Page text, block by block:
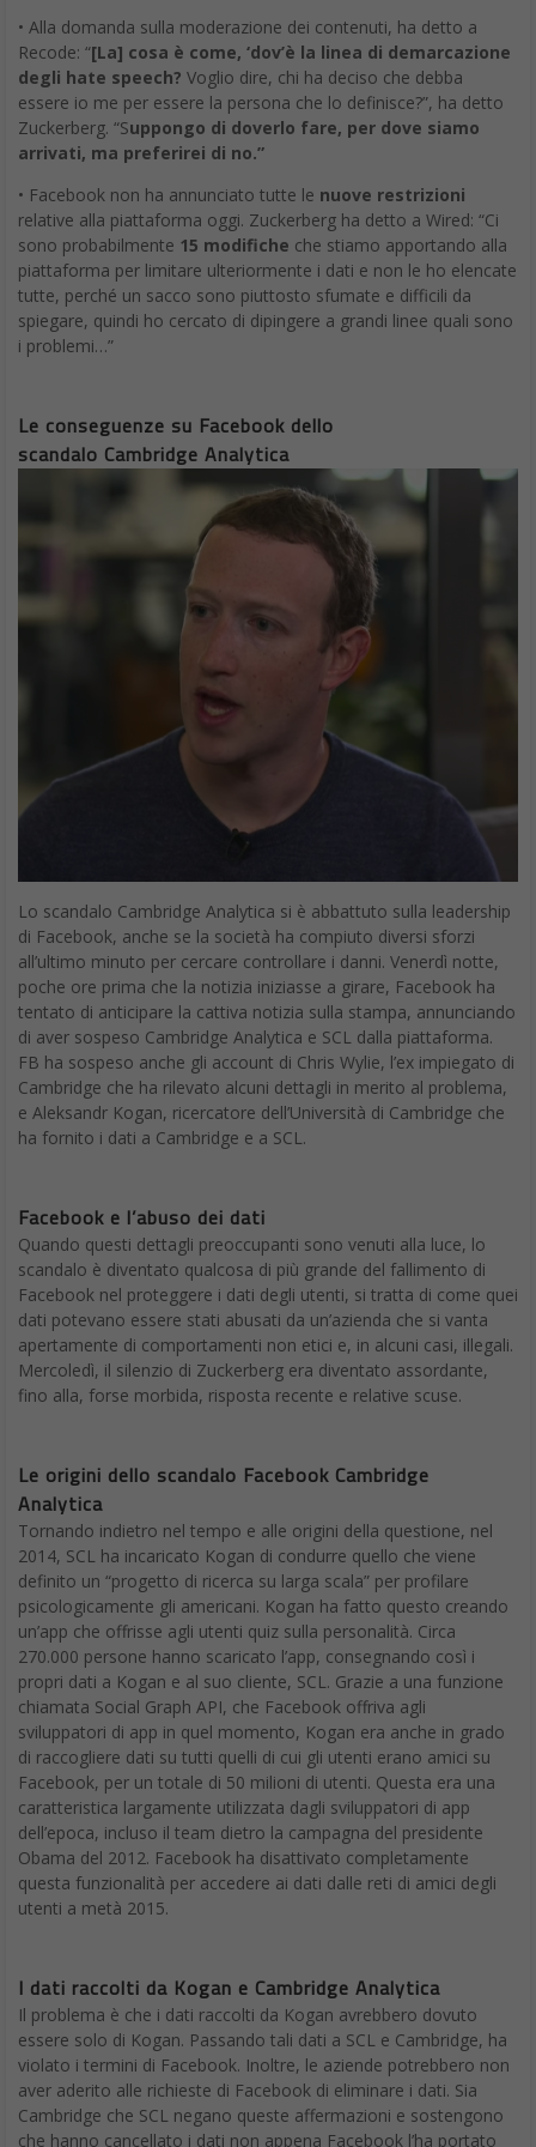
• Alla domanda sulla moderazione dei contenuti, ha detto a
Recode: “[La] cosa è come, ‘dov’è la linea di demarcazione
degli hate speech? Voglio dire, chi ha deciso che debba
essere io me per essere la persona che lo definisce?”, ha detto
Zuckerberg. “Suppongo di doverlo fare, per dove siamo
arrivati, ma preferirei di no.”
• Facebook non ha annunciato tutte le nuove restrizioni
relative alla piattaforma oggi. Zuckerberg ha detto a Wired: “Ci
sono probabilmente 15 modifiche che stiamo apportando alla
piattaforma per limitare ulteriormente i dati e non le ho elencate
tutte, perché un sacco sono piuttosto sfumate e difficili da
spiegare, quindi ho cercato di dipingere a grandi linee quali sono
i problemi…”
Le conseguenze su Facebook dello
scandalo Cambridge Analytica
Lo scandalo Cambridge Analytica si è abbattuto sulla leadership
di Facebook, anche se la società ha compiuto diversi sforzi
all’ultimo minuto per cercare controllare i danni. Venerdì notte,
poche ore prima che la notizia iniziasse a girare, Facebook ha
tentato di anticipare la cattiva notizia sulla stampa, annunciando
di aver sospeso Cambridge Analytica e SCL dalla piattaforma.
FB ha sospeso anche gli account di Chris Wylie, l’ex impiegato di
Cambridge che ha rilevato alcuni dettagli in merito al problema,
e Aleksandr Kogan, ricercatore dell’Università di Cambridge che
ha fornito i dati a Cambridge e a SCL.
Facebook e l’abuso dei dati
Quando questi dettagli preoccupanti sono venuti alla luce, lo
scandalo è diventato qualcosa di più grande del fallimento di
Facebook nel proteggere i dati degli utenti, si tratta di come quei
dati potevano essere stati abusati da un’azienda che si vanta
apertamente di comportamenti non etici e, in alcuni casi, illegali.
Mercoledì, il silenzio di Zuckerberg era diventato assordante,
fino alla, forse morbida, risposta recente e relative scuse.
Le origini dello scandalo Facebook Cambridge
Analytica
Tornando indietro nel tempo e alle origini della questione, nel
2014, SCL ha incaricato Kogan di condurre quello che viene
definito un “progetto di ricerca su larga scala” per profilare
psicologicamente gli americani. Kogan ha fatto questo creando
un’app che offrisse agli utenti quiz sulla personalità. Circa
270.000 persone hanno scaricato l’app, consegnando così i
propri dati a Kogan e al suo cliente, SCL. Grazie a una funzione
chiamata Social Graph API, che Facebook offriva agli
sviluppatori di app in quel momento, Kogan era anche in grado
di raccogliere dati su tutti quelli di cui gli utenti erano amici su
Facebook, per un totale di 50 milioni di utenti. Questa era una
caratteristica largamente utilizzata dagli sviluppatori di app
dell’epoca, incluso il team dietro la campagna del presidente
Obama del 2012. Facebook ha disattivato completamente
questa funzionalità per accedere ai dati dalle reti di amici degli
utenti a metà 2015.
I dati raccolti da Kogan e Cambridge Analytica
Il problema è che i dati raccolti da Kogan avrebbero dovuto
essere solo di Kogan. Passando tali dati a SCL e Cambridge, ha
violato i termini di Facebook. Inoltre, le aziende potrebbero non
aver aderito alle richieste di Facebook di eliminare i dati. Sia
Cambridge che SCL negano queste affermazioni e sostengono
che hanno cancellato i dati non appena Facebook l’ha portato